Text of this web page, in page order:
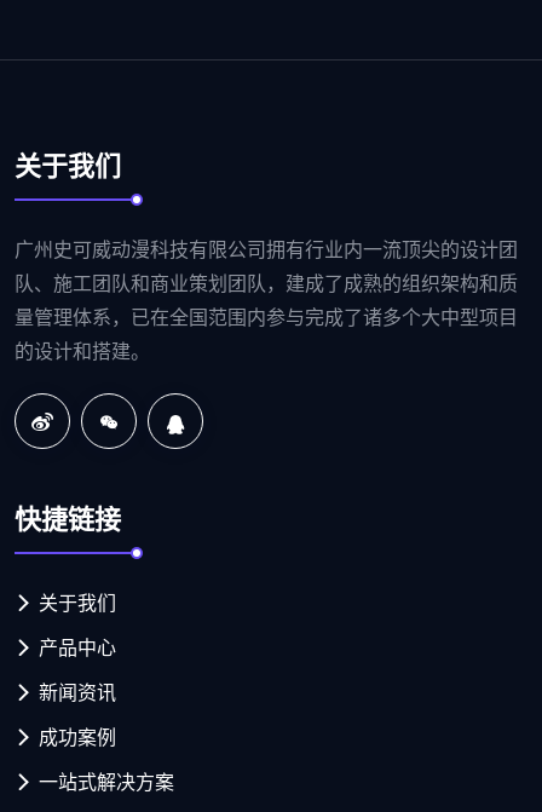
关于我们
广州史可威动漫科技有限公司拥有行业内一流顶尖的设计团
队、施工团队和商业策划团队，建成了成熟的组织架构和质
量管理体系，已在全国范围内参与完成了诸多个大中型项目
的设计和搭建。
快捷链接
关于我们
产品中心
新闻资讯
成功案例
一站式解决方案